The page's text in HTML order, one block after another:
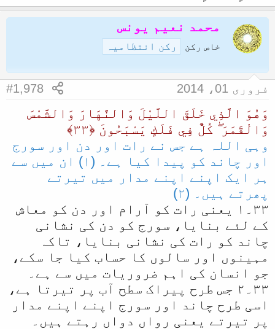
محمد نعیم یونس
خاص رکن رکن انتظامیہ
فروری 01، 2014 #1,978
وَهُوَ الَّذِي خَلَقَ اللَّيْلَ وَالنَّهَارَ‌ وَالشَّمْسَ
وَالْقَمَرَ‌ ۖ كُلٌّ فِي فَلَكٍ يَسْبَحُونَ ﴿٣٣﴾
وہی اللہ ہے جس نے رات اور دن اور سورج
اور چاند کو پیدا کیا ہے۔ (١) ان میں سے
ہر ایک اپنے اپنے مدار میں تیرتے
پھرتے ہیں۔ (٢)
٣٣۔١ یعنی رات کو آرام اور دن کو معاش
کے لئے بنایا، سورج کو دن کی نشانی
چاند کو رات کی نشانی بنایا، تاکہ
مہینوں اور سالوں کا حساب کیا جا سکے،
جو انسان کی اہم ضروریات میں سے ہے۔
٣٣۔٢ جس طرح پیراک سطح آب پر تیرتا ہے،
اسی طرح چاند اور سورج اپنے اپنے مدار
پر تیرتے یعنی رواں دواں رہتے ہیں۔